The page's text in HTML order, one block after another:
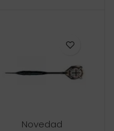
Novedad